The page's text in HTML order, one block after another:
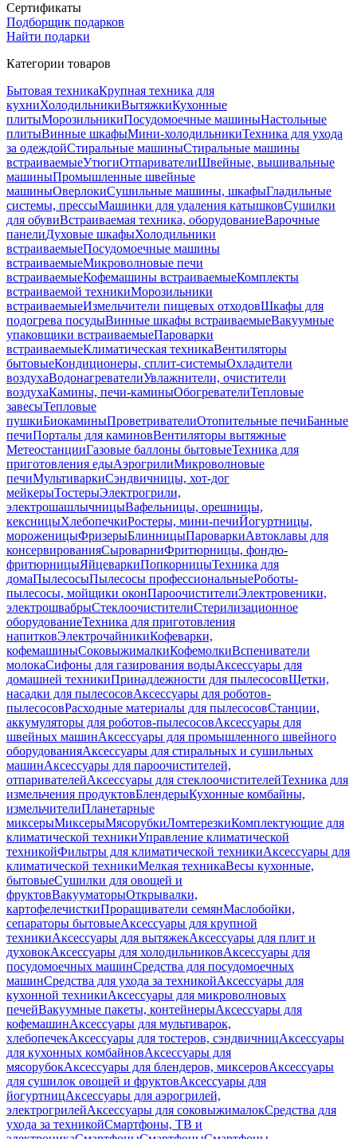
Сертификаты
Подборщик подарков
Найти подарки
Категории товаров
Бытовая техникаКрупная техника для
кухниХолодильникиВытяжкиКухонные
плитыМорозильникиПосудомоечные машиныНастольные
плитыВинные шкафыМини-холодильникиТехника для ухода
за одеждойСтиральные машиныСтиральные машины
встраиваемыеУтюгиОтпаривателиШвейные, вышивальные
машиныПромышленные швейные
машиныОверлокиСушильные машины, шкафыГладильные
системы, прессыМашинки для удаления катышковСушилки
для обувиВстраиваемая техника, оборудованиеВарочные
панелиДуховые шкафыХолодильники
встраиваемыеПосудомоечные машины
встраиваемыеМикроволновые печи
встраиваемыеКофемашины встраиваемыеКомплекты
встраиваемой техникиМорозильники
встраиваемыеИзмельчители пищевых отходовШкафы для
подогрева посудыВинные шкафы встраиваемыеВакуумные
упаковщики встраиваемыеПароварки
встраиваемыеКлиматическая техникаВентиляторы
бытовыеКондиционеры, сплит-системыОхладители
воздухаВодонагревателиУвлажнители, очистители
воздухаКамины, печи-каминыОбогревателиТепловые
завесыТепловые
пушкиБиокаминыПроветривателиОтопительные печиБанные
печиПорталы для каминовВентиляторы вытяжные
МетеостанцииГазовые баллоны бытовыеТехника для
приготовления едыАэрогрилиМикроволновые
печиМультиваркиСэндвичницы, хот-дог
мейкерыТостерыЭлектрогрили,
электрошашлычницыВафельницы, орешницы,
кексницыХлебопечкиРостеры, мини-печиЙогуртницы,
мороженицыФризерыБлинницыПароваркиАвтоклавы для
консервированияСыроварниФритюрницы, фондю-
фритюрницыЯйцеваркиПопкорницыТехника для
домаПылесосыПылесосы профессиональныеРоботы-
пылесосы, мойщики оконПароочистителиЭлектровеники,
электрошвабрыСтеклоочистителиСтерилизационное
оборудованиеТехника для приготовления
напитковЭлектрочайникиКофеварки,
кофемашиныСоковыжималкиКофемолкиВспениватели
молокаСифоны для газирования водыАксессуары для
домашней техникиПринадлежности для пылесосовЩетки,
насадки для пылесосовАксессуары для роботов-
пылесосовРасходные материалы для пылесосовСтанции,
аккумуляторы для роботов-пылесосовАксессуары для
швейных машинАксессуары для промышленного швейного
оборудованияАксессуары для стиральных и сушильных
машинАксессуары для пароочистителей,
отпаривателейАксессуары для стеклоочистителейТехника для
измельчения продуктовБлендерыКухонные комбайны,
измельчителиПланетарные
миксерыМиксерыМясорубкиЛомтерезкиКомплектующие для
климатической техникиУправление климатической
техникойФильтры для климатической техникиАксессуары для
климатической техникиМелкая техникаВесы кухонные,
бытовыеСушилки для овощей и
фруктовВакууматорыОткрывалки,
картофелечисткиПроращиватели семянМаслобойки,
сепараторы бытовыеАксессуары для крупной
техникиАксессуары для вытяжекАксессуары для плит и
духовокАксессуары для холодильниковАксессуары для
посудомоечных машинСредства для посудомоечных
машинСредства для ухода за техникойАксессуары для
кухонной техникиАксессуары для микроволновых
печейВакуумные пакеты, контейнерыАксессуары для
кофемашинАксессуары для мультиварок,
хлебопечекАксессуары для тостеров, сэндвичницАксессуары
для кухонных комбайновАксессуары для
мясорубокАксессуары для блендеров, миксеровАксессуары
для сушилок овощей и фруктовАксессуары для
йогуртницАксессуары для аэрогрилей,
электрогрилейАксессуары для соковыжималокСредства для
ухода за техникойСмартфоны, ТВ и